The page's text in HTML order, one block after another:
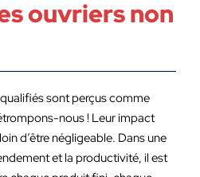
ouvriers non
sont perçus comme
nous ! Leur impact
d’être négligeable. Dans une
et la productivité, il est